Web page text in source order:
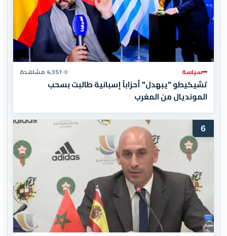
سياسة 4,351 مشاهدة
تشيكيطو "يبهدل" أحزاباً إسبانية طالبت بسحب
المونديال من المغرب
6